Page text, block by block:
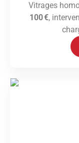
Vitrages
100 €,